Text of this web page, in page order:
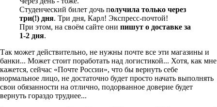
Студенческий билет дочь получила только через
три(!) дня. Три дня, Карл! Экспресс-почтой!
При этом, на своём сайте они пишут о доставке за
1-2 дня.
Так может действительно, не нужны почте все эти магазины и
банки... Может стоит поработать над логистикой... Хотя, как мне
кажется, сейчас «Почте России», что бы вернуть себе
нормальное лицо, не достаточно будет просто начать выполнять
свои обязанности на отлично, подорванное доверие будет
вернуть гораздо труднее...